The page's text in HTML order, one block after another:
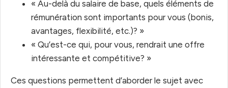
« Au-delà du salaire de base, quels éléments de
rémunération sont importants pour vous (bonis,
avantages, flexibilité, etc.)? »
« Qu’est-ce qui, pour vous, rendrait une offre
intéressante et compétitive? »
Ces questions permettent d’aborder le sujet avec